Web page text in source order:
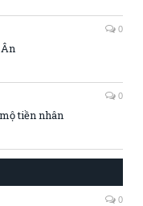
0
0
tiền nhân
0